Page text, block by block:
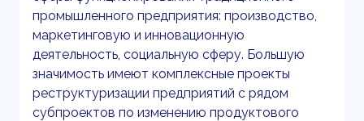
промышленного предприятия: производство,
маркетинговую и инновационную
деятельность, социальную сферу. Большую
значимость имеют комплексные проекты
реструктуризации предприятий с рядом
субпроектов по изменению продуктового